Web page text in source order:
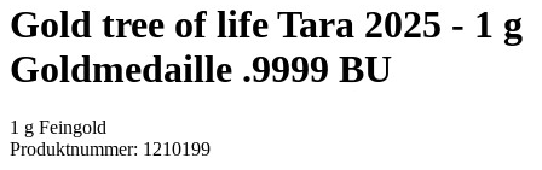
Gold tree of life Tara 2025 - 1 g
Goldmedaille .9999 BU
1 g Feingold
Produktnummer: 1210199